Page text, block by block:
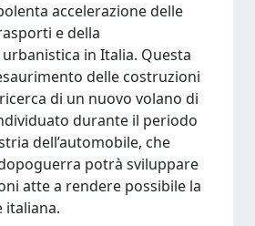
accelerazione delle
e della
in Italia. Questa
delle costruzioni
di un nuovo volano di
durante il periodo
dell’automobile, che
potrà sviluppare
atte a rendere possibile la
italiana.